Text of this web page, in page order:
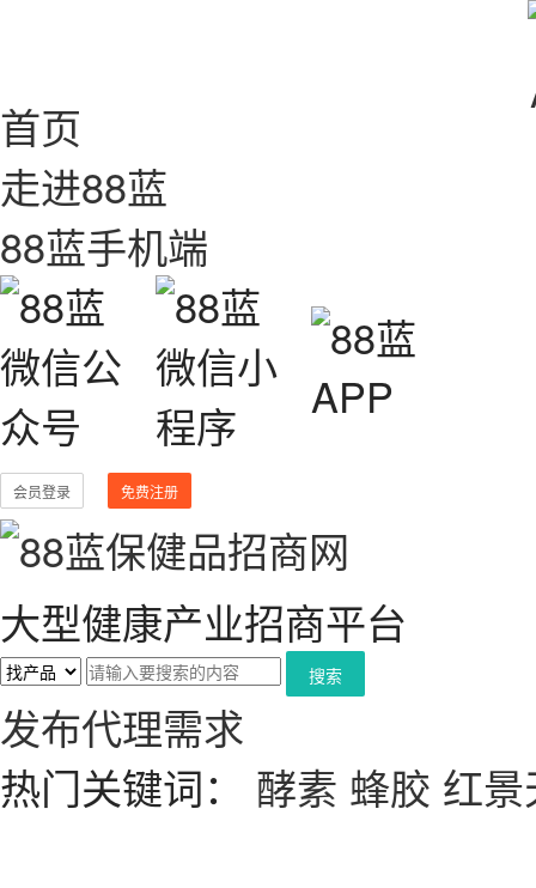
首页
走进88蓝
88蓝手机端
会员登录 免费注册
大型健康产业招商平台
搜索
发布代理需求
热门关键词： 酵素 蜂胶 红景